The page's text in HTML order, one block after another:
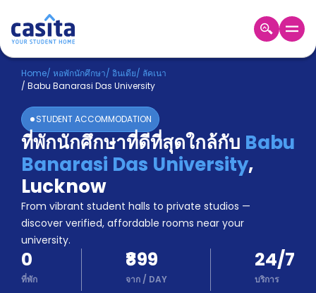
Home TH INR
เข้าสู่
ระบบ
Booking
Accommodation
About
us
Blog
Refer
And
Earn
Become
A
Partner
Help
Home/ หอพักนักศึกษา/ อินเดีย/ ลัคเนา
/ Babu Banarasi Das University
STUDENT ACCOMMODATION
ที่พักนักศึกษาที่ดีที่สุดใกล้กับ Babu
Banarasi Das University,
Lucknow
From vibrant student halls to private studios —
discover verified, affordable rooms near your
university.
0
ที่พัก
₹899
จาก/ DAY
24/7
บริการ